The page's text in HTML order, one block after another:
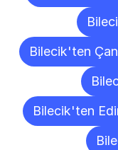
Bilecik'ten
Bilecik'ten